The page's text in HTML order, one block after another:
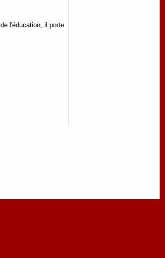
l'éducation, il porte